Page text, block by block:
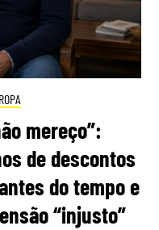
mereço”:
de descontos
do tempo e
“injusto”